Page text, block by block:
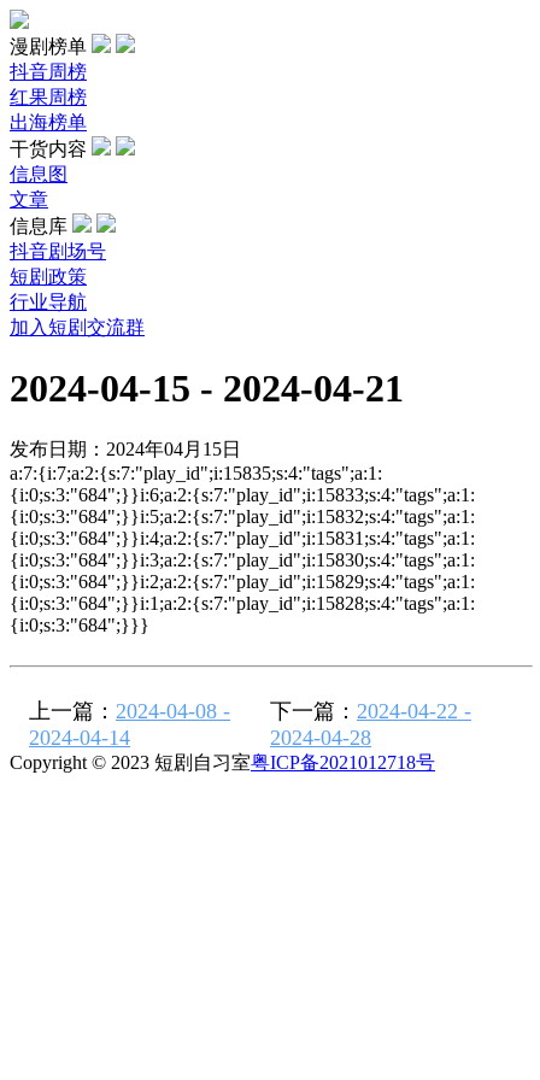
漫剧榜单
抖音周榜
红果周榜
出海榜单
干货内容
信息图
文章
信息库
抖音剧场号
短剧政策
行业导航
加入短剧交流群
2024-04-15 - 2024-04-21
发布日期：2024年04月15日
a:7:{i:7;a:2:{s:7:"play_id";i:15835;s:4:"tags";a:1:
{i:0;s:3:"684";}}i:6;a:2:{s:7:"play_id";i:15833;s:4:"tags";a:1:
{i:0;s:3:"684";}}i:5;a:2:{s:7:"play_id";i:15832;s:4:"tags";a:1:
{i:0;s:3:"684";}}i:4;a:2:{s:7:"play_id";i:15831;s:4:"tags";a:1:
{i:0;s:3:"684";}}i:3;a:2:{s:7:"play_id";i:15830;s:4:"tags";a:1:
{i:0;s:3:"684";}}i:2;a:2:{s:7:"play_id";i:15829;s:4:"tags";a:1:
{i:0;s:3:"684";}}i:1;a:2:{s:7:"play_id";i:15828;s:4:"tags";a:1:
{i:0;s:3:"684";}}}
上一篇： 2024-04-08 -
2024-04-14
下一篇： 2024-04-22 -
2024-04-28
Copyright © 2023 短剧自习室粤ICP备2021012718号